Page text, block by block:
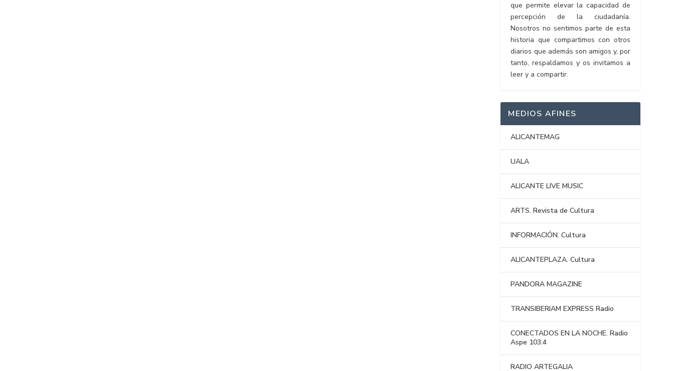
que permite elevar la capacidad de
percepción de la ciudadanía.
Nosotros no sentimos parte de esta
historia que compartimos con otros
diarios que además son amigos y, por
tanto, respaldamos y os invitamos a
leer y a compartir.
MEDIOS AFINES
ALICANTEMAG
UALA
ALICANTE LIVE MUSIC
ARTS. Revista de Cultura
INFORMACIÓN. Cultura
ALICANTEPLAZA. Cultura
PANDORA MAGAZINE
TRANSIBERIAM EXPRESS Radio
CONECTADOS EN LA NOCHE. Radio
Aspe 103.4
RADIO ARTEGALIA